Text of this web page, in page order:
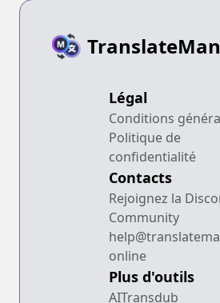
Légal
Conditions
Politique de
confidentialité
Contacts
Rejoignez la
Community
online
Plus d'outils
AITransdub